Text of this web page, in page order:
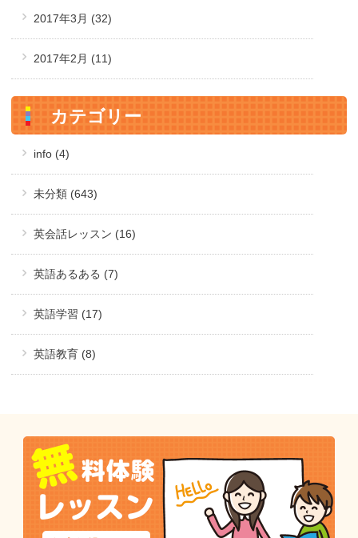
2017年3月 (32)
2017年2月 (11)
カテゴリー
info (4)
未分類 (643)
英会話レッスン (16)
英語あるある (7)
英語学習 (17)
英語教育 (8)